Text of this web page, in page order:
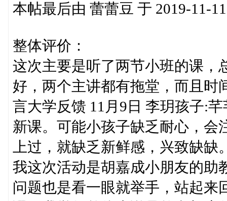
本帖最后由 蕾蕾豆 于 2019-11-
整体评价：
这次主要是听了两节小班的课，
好，两个主讲都有拖堂，而且时
言大学反馈 11月9日 李玥孩子:
新课。可能小孩子缺乏耐心，会
上过，就缺乏新鲜感，兴致缺
我这次活动是胡嘉成小朋友的助
问题也是看一眼就举手，站起来